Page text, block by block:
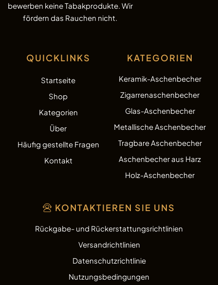
QUICKLINKS
Startseite
Shop
Kategorien
Über
Häufig gestellte Fragen
Kontakt
KATEGORIEN
Keramik-Aschenbecher
Zigarrenaschenbecher
Glas-Aschenbecher
Metallische Aschenbecher
Tragbare Aschenbecher
Aschenbecher aus Harz
Holz-Aschenbecher
bewerben keine Tabakprodukte. Wir
fördern das Rauchen nicht.
KONTAKTIEREN SIE UNS
Rückgabe- und Rückerstattungsrichtlinien
Versandrichtlinien
Datenschutzrichtlinie
Nutzungsbedingungen